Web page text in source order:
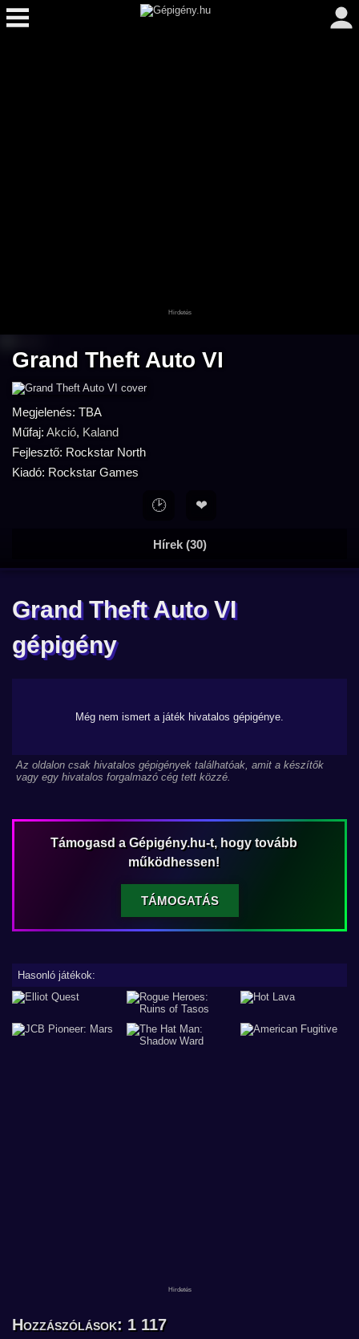
Grand Theft Auto VI
Megjelenés: TBA
Műfaj: Akció, Kaland
Fejlesztő: Rockstar North
Kiadó: Rockstar Games
Hírek (30)
🕑 ❤
Grand Theft Auto VI
gépigény
Még nem ismert a játék hivatalos gépigénye.
Az oldalon csak hivatalos gépigények találhatóak, amit a készítők
vagy egy hivatalos forgalmazó cég tett közzé.
Támogasd a Gépigény.hu-t, hogy tovább
működhessen!
TÁMOGATÁS
Hasonló játékok:
Hozzászólások: 1 117